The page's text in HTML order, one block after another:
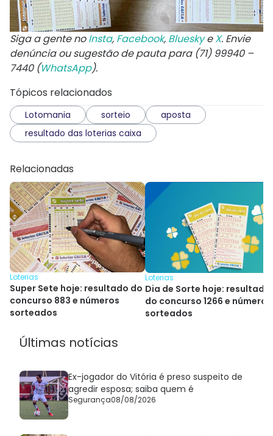
Siga a gente noInsta, Facebook, BlueskyeX. Envie
denúncia ou sugestão de pauta para (71) 99940 –
7440 (WhatsApp).
Tópicos relacionados
Lotomania sorteio
aposta
resultado das loterias caixa
Relacionadas
Loterias
Super Sete hoje: resultado do
concurso 883 e números
sorteados
Loterias
Dia de Sorte hoje: resultado
do concurso 1266 e números
sorteados
Últimas notícias
Ex-jogador do Vitória é preso suspeito de
agredir esposa; saiba quem é
Segurança08/08/2026